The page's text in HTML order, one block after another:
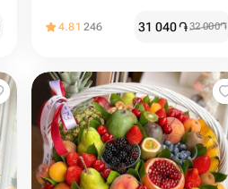
4.81 246 31 040֏32 000֏